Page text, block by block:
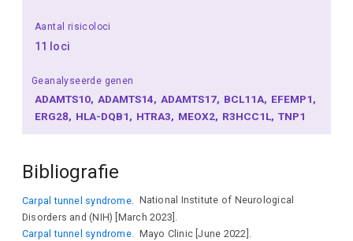
Aantal risicoloci
11 loci
Geanalyseerde genen
ADAMTS10 ADAMTS14 ADAMTS17 BCL11A EFEMP1
ERG28 HLA-DQB1 HTRA3 MEOX2 R3HCC1L TNP1
Bibliografie
Carpal tunnel syndrome.
National Institute of Neurological
Disorders and (NIH) [March 2023].
Carpal tunnel syndrome. Mayo Clinic [June 2022].